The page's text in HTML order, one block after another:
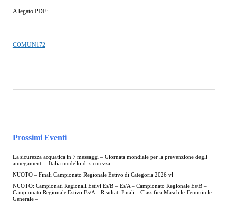
Prossimi Eventi
La sicurezza acquatica in 7 messaggi – Giornata mondiale per la prevenzione degli
annegamenti – Italia modello di sicurezza
NUOTO – Finali Campionato Regionale Estivo di Categoria 2026 vl
NUOTO: Campionati Regionali Estivi Es/B – Es/A – Campionato Regionale Es/B –
Campionato Regionale Estivo Es/A – Risultati Finali – Classifica Maschile-Femminile-
Generale –
Allegato PDF:
COMUN172